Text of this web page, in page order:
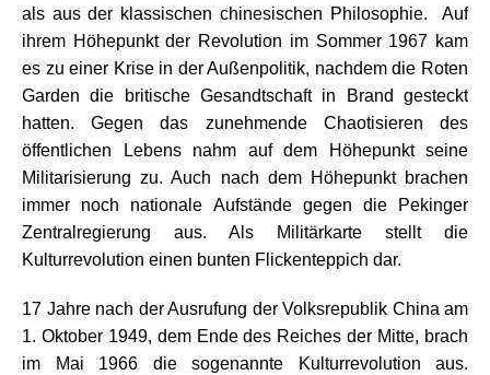
als aus der klassischen chinesischen Philosophie. Auf
ihrem Höhepunkt der Revolution im Sommer 1967 kam
es zu einer Krise in der Außenpolitik, nachdem die Roten
Garden die britische Gesandtschaft in Brand gesteckt
hatten. Gegen das zunehmende Chaotisieren des
öffentlichen Lebens nahm auf dem Höhepunkt seine
Militarisierung zu. Auch nach dem Höhepunkt brachen
immer noch nationale Aufstände gegen die Pekinger
Zentralregierung aus. Als Militärkarte stellt die
Kulturrevolution einen bunten Flickenteppich dar.
17 Jahre nach der Ausrufung der Volksrepublik China am
1. Oktober 1949, dem Ende des Reiches der Mitte, brach
im Mai 1966 die sogenannte Kulturrevolution aus.